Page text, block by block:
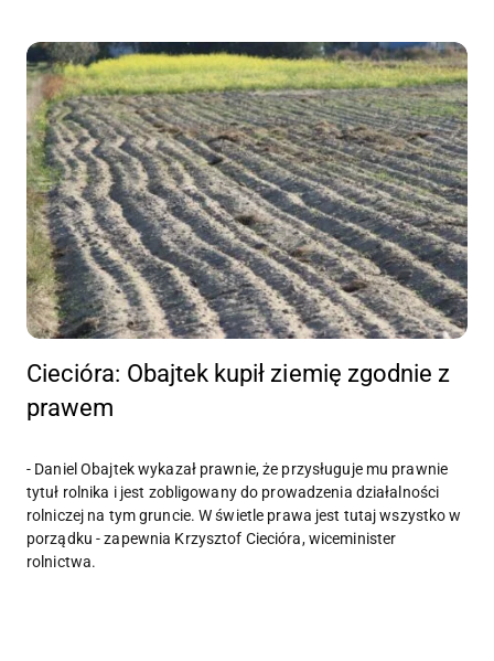
Ciecióra: Obajtek kupił ziemię zgodnie z
prawem
- Daniel Obajtek wykazał prawnie, że przysługuje mu prawnie
tytuł rolnika i jest zobligowany do prowadzenia działalności
rolniczej na tym gruncie. W świetle prawa jest tutaj wszystko w
porządku - zapewnia Krzysztof Ciecióra, wiceminister
rolnictwa.